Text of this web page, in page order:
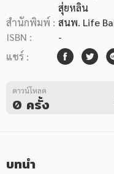
หมวดหมู่ยอดนิยม
หนังสือออกใหม่ หนัง
หนังสือเสียง
โปรโมชั่
อาหาร สุขภาพ การแพทย์
สุ่ยหลิน
สำนักพิมพ์ : สนพ. Life
ISBN :
-
แชร์ :
ดาวน์โหลด
0 ครั้ง
บทนำ